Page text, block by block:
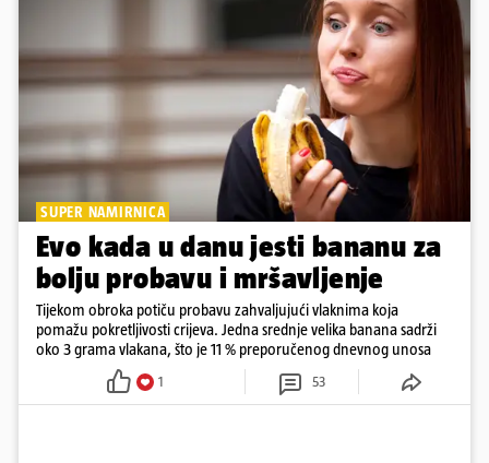
SUPER NAMIRNICA
Evo kada u danu jesti bananu za
bolju probavu i mršavljenje
Tijekom obroka potiču probavu zahvaljujući vlaknima koja
pomažu pokretljivosti crijeva. Jedna srednje velika banana sadrži
oko 3 grama vlakana, što je 11 % preporučenog dnevnog unosa
1 53